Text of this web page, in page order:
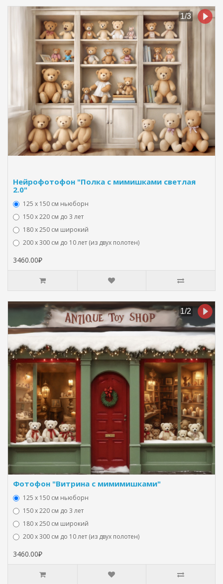
Нейрофотофон "Полка с мимишками светлая
2.0"
125 x 150 см ньюборн
150 х 220 см до 3 лет
180 х 250 см широкий
200 х 300 см до 10 лет (из двух полотен)
3460.00₽
Фотофон "Витрина с мимимишками"
125 x 150 см ньюборн
150 х 220 см до 3 лет
180 х 250 см широкий
200 х 300 см до 10 лет (из двух полотен)
3460.00₽